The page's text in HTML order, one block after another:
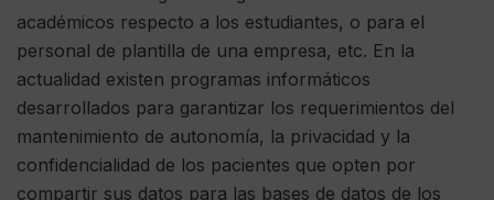
académicos respecto a los estudiantes, o para el
personal de plantilla de una empresa, etc. En la
actualidad existen programas informáticos
desarrollados para garantizar los requerimientos del
mantenimiento de autonomía, la privacidad y la
confidencialidad de los pacientes que opten por
compartir sus datos para las bases de datos de los